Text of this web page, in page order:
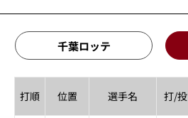
千葉ロッテ
打順 位置 選手名 打/投